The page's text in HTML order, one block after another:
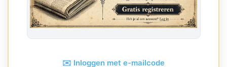
✉️ Inloggen met e-mailcode